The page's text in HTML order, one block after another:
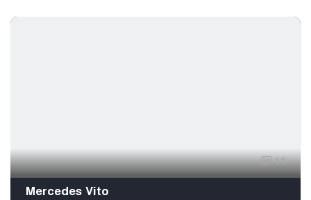
11
Mercedes Vito